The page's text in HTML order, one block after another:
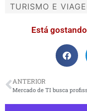
TURISMO E
Está
ANTERIOR